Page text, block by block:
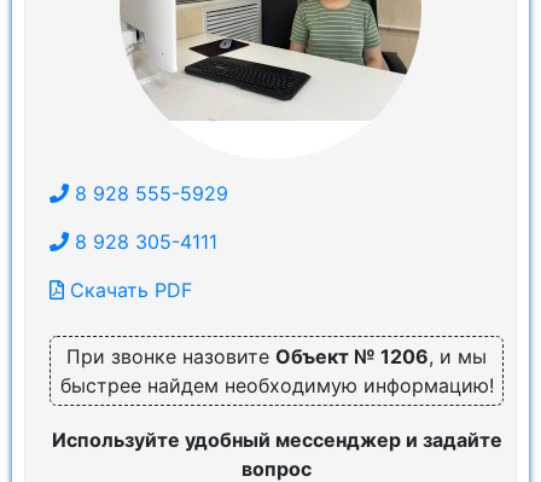
8 928 555-5929
8 928 305-4111
Скачать PDF
При звонке назовите Объект № 1206, и мы
быстрее найдем необходимую информацию!
Используйте удобный мессенджер и задайте
вопрос